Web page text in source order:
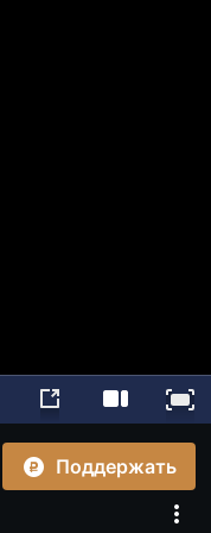
Поддержать